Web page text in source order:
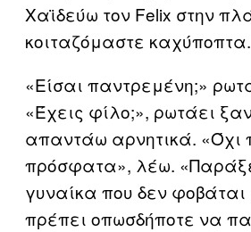
Χαϊδεύω τον Felix στην
κοιταζόμαστε καχύποπτα.
«Είσαι παντρεμένη;»
«Έχεις φίλο;», ρωτάει
απαντάω αρνητικά. «Όχι
πρόσφατα», λέω.
γυναίκα που δεν φοβάται
πρέπει οπωσδήποτε να